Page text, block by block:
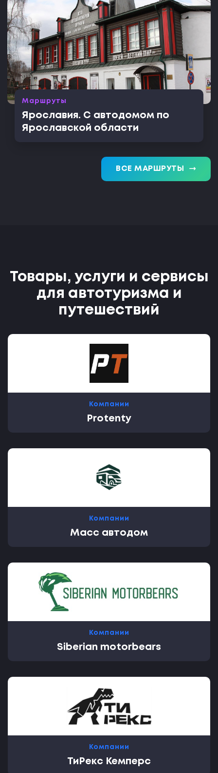
Маршруты
Ярославия. С автодомом по
Ярославской области
ВСЕ МАРШРУТЫ trending_flat
Товары, услуги и сервисы
для автотуризма и
путешествий
Компании
Protenty
Компании
Масс автодом
Компании
Siberian motorbears
Компании
ТиРекс Кемперс